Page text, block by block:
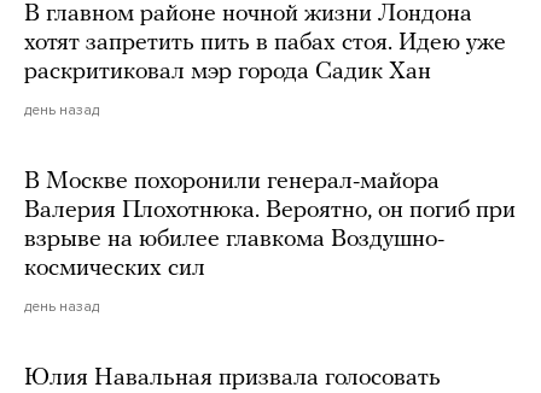
В главном районе ночной жизни Лондона
хотят запретить пить в пабах стоя. Идею уже
раскритиковал мэр города Садик Хан
день назад
В Москве похоронили генерал-майора
Валерия Плохотнюка. Вероятно, он погиб при
взрыве на юбилее главкома Воздушно-
космических сил
день назад
Юлия Навальная призвала голосовать